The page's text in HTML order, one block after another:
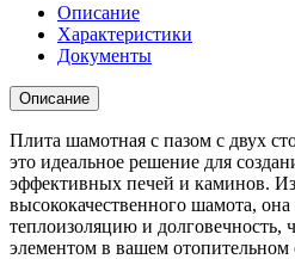
пазом
сторон
750x300x60
мм
WT
Описание
Характеристики
Документы
Описание
Плита шамотная с пазом с двух
это идеальное решение для
эффективных печей и каминов.
высококачественного шамота,
теплоизоляцию и долговечность,
элементом в вашем отопительном